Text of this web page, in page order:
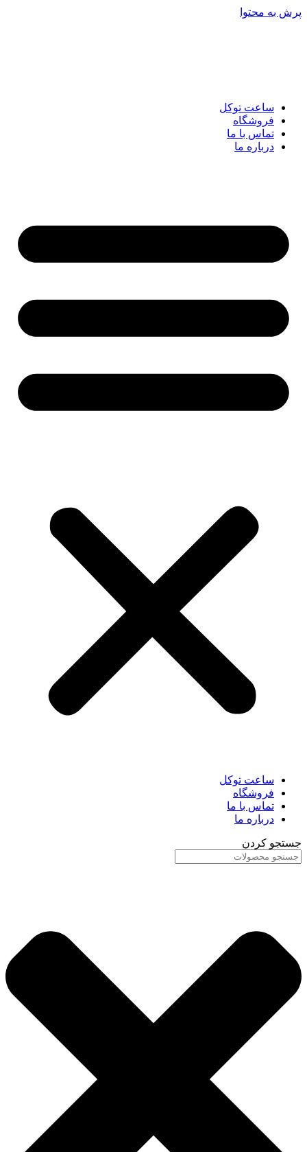
پرش به محتوا
ساعت توکل
فروشگاه
تماس با ما
درباره ما
ساعت توکل
فروشگاه
تماس با ما
درباره ما
جستجو کردن